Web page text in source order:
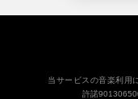
当サービスの音楽利用
許諾